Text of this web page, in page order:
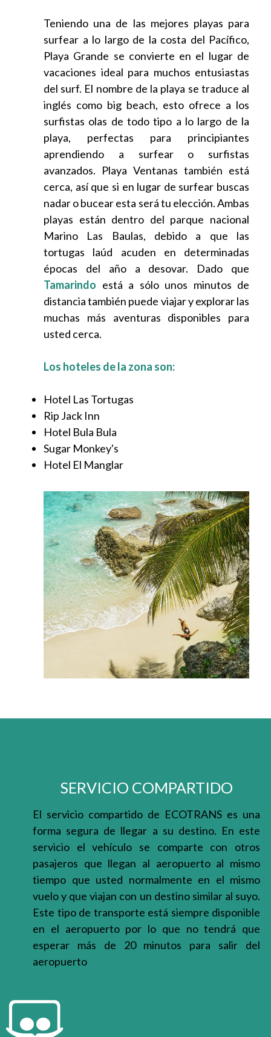
Teniendo una de las mejores playas para
surfear a lo largo de la costa del Pacífico,
Playa Grande se convierte en el lugar de
vacaciones ideal para muchos entusiastas
del surf. El nombre de la playa se traduce al
inglés como big beach, esto ofrece a los
surfistas olas de todo tipo a lo largo de la
playa, perfectas para principiantes
aprendiendo a surfear o surfistas
avanzados. Playa Ventanas también está
cerca, así que si en lugar de surfear buscas
nadar o bucear esta será tu elección. Ambas
playas están dentro del parque nacional
Marino Las Baulas, debido a que las
tortugas laúd acuden en determinadas
épocas del año a desovar. Dado que
Tamarindo está a sólo unos minutos de
distancia también puede viajar y explorar las
muchas más aventuras disponibles para
usted cerca.
Los hoteles de la zona son:
Hotel Las Tortugas
Rip Jack Inn
Hotel Bula Bula
Sugar Monkey's
Hotel El Manglar
SERVICIO COMPARTIDO
El servicio compartido de ECOTRANS es una
forma segura de llegar a su destino. En este
servicio el vehículo se comparte con otros
pasajeros que llegan al aeropuerto al mismo
tiempo que usted normalmente en el mismo
vuelo y que viajan con un destino similar al suyo.
Este tipo de transporte está siempre disponible
en el aeropuerto por lo que no tendrá que
esperar más de 20 minutos para salir del
aeropuerto